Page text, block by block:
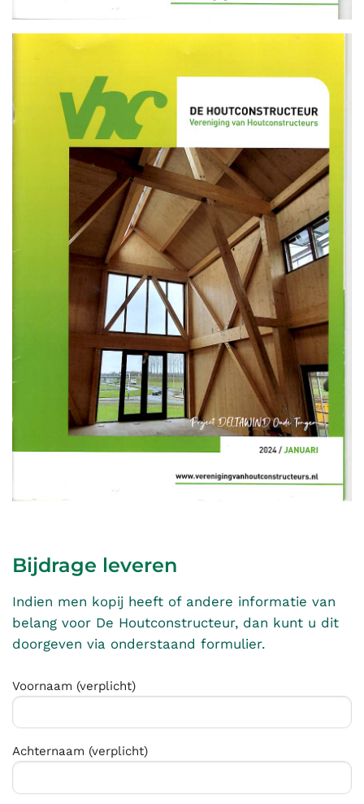
Bijdrage leveren
Indien men kopij heeft of andere informatie van
belang voor De Houtconstructeur, dan kunt u dit
doorgeven via onderstaand formulier.
Voornaam (verplicht)
Achternaam (verplicht)